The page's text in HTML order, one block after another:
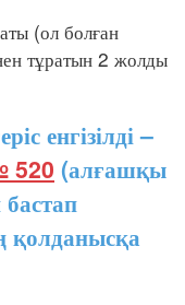
(ол болған
тұратын 2 жолды
енгізілді –
520 (алғашқы
қолданысқа